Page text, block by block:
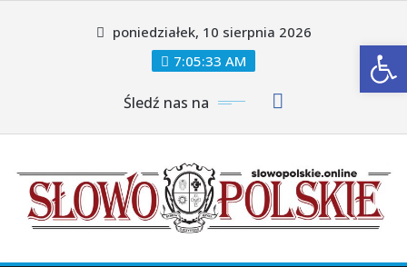
poniedziałek, 10 sierpnia 2026
7:05:35 AM
Śledź nas na